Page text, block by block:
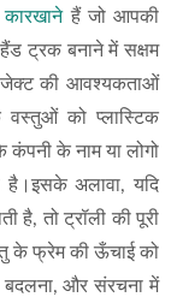
कारखानेहैं जो आपकी
ट्रक बनाने में सक्षम
की आवश्यकताओं
को प्लास्टिक
के नाम या लोगो
अलावा, यदि
है, तो ट्रॉली की पूरी
के फ्रेम की ऊँचाई को
बदलना, और संरचना में